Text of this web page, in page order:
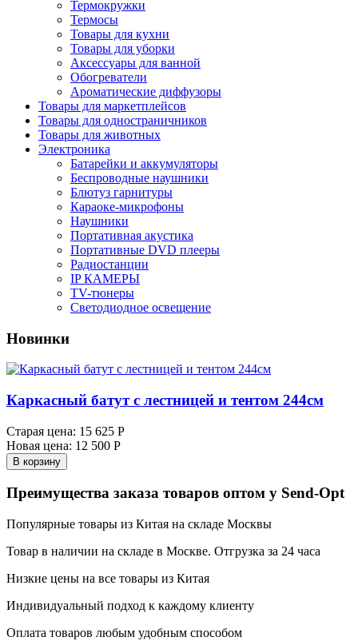
Термокружки
Термосы
Товары для кухни
Товары для уборки
Аксессуары для ванной
Обогреватели
Ароматические диффузоры
Товары для маркетплейсов
Товары для одностраничников
Товары для животных
Электроника
Батарейки и аккумуляторы
Беспроводные наушники
Блютуз гарнитуры
Караоке-микрофоны
Наушники
Портативная акустика
Портативные DVD плееры
Радиостанции
IP КАМЕРЫ
TV-тюнеры
Светодиодное освещение
Новинки
Каркасный батут с лестницей и тентом 244см
Старая цена: 15 625 Р
Новая цена: 12 500 Р
В корзину
Преимущества заказа товаров оптом у Send-Opt
Популярные товары из Китая на складе Москвы
Товар в наличии на складе в Москве. Отгрузка за 24 часа
Низкие цены на все товары из Китая
Индивидуальный подход к каждому клиенту
Оплата товаров любым удобным способом